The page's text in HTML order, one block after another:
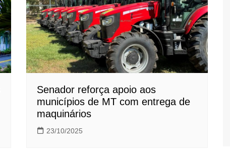
Senador reforça apoio aos
municípios de MT com entrega de
maquinários
23/10/2025